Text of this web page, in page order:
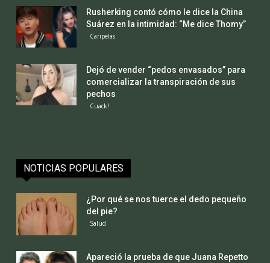
Rusherking contó cómo le dice la China
Suárez en la intimidad: “Me dice Thomy”
Caripelas
Dejó de vender “pedos envasados” para
comercializar la transpiración de sus
pechos
Cuack!
NOTICIAS POPULARES
¿Por qué se nos tuerce el dedo pequeño
del pie?
Salud
Apareció la prueba de que Juana Repetto